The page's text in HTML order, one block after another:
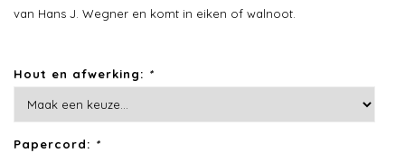
van Hans J. Wegner en komt in eiken of walnoot.
Hout en afwerking: *
Papercord: *